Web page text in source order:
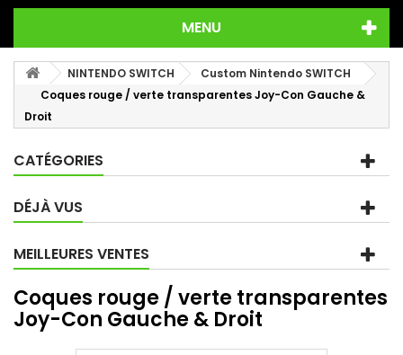
MENU
NINTENDO SWITCH
Custom Nintendo SWITCH
Coques rouge / verte transparentes Joy-Con Gauche &
Droit
CATÉGORIES
DÉJÀ VUS
MEILLEURES VENTES
Coques rouge / verte transparentes
Joy-Con Gauche & Droit